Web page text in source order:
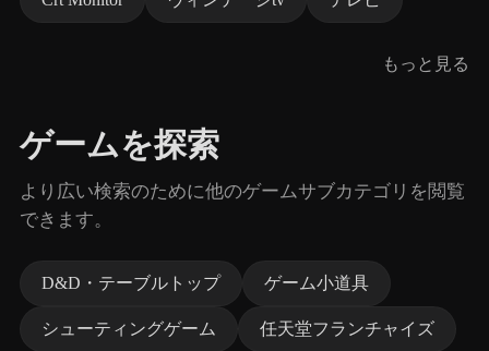
もっと見る
ゲームを探索
より広い検索のために他のゲームサブカテゴリを閲覧
できます。
D&D・テーブルトップ ゲーム小道具
シューティングゲーム 任天堂フランチャイズ